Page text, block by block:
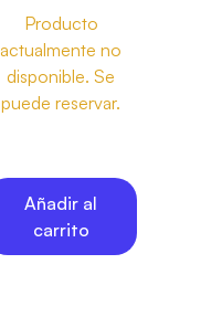
Producto
actualmente no
disponible. Se
puede reservar.
Añadir al
carrito